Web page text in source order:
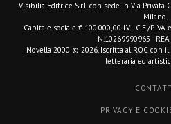
Visibilia Editrice S.r.l. con sede in Via Privata
Milano.
Capitale sociale € 100.000,00 I.V. - C.F./
N.10269990965 -
Novella 2000 © 2026. Iscritta al ROC con
letteraria ed
PRIVACY E